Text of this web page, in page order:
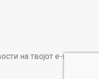
на твојот е-маил